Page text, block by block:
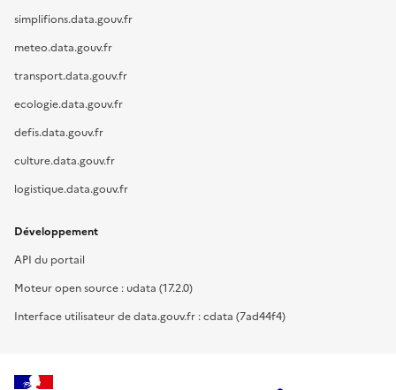
simplifions.data.gouv.fr
meteo.data.gouv.fr
transport.data.gouv.fr
ecologie.data.gouv.fr
defis.data.gouv.fr
culture.data.gouv.fr
logistique.data.gouv.fr
Développement
API du portail
Moteur open source : udata (17.2.0)
Interface utilisateur de data.gouv.fr : cdata (7ad44f4)